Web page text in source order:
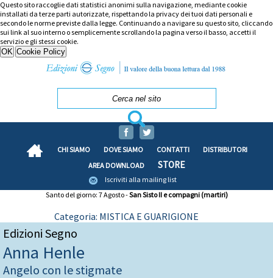
Questo sito raccoglie dati statistici anonimi sulla navigazione, mediante cookie
installati da terze parti autorizzate, rispettando la privacy dei tuoi dati personali e
secondo le norme previste dalla legge. Continuando a navigare su questo sito, cliccando
sui link al suo interno o semplicemente scrollando la pagina verso il basso, accetti il
servizio e gli stessi cookie.
CHI SIAMO DOVE SIAMO CONTATTI
DISTRIBUTORI
AREA DOWNLOAD
STORE
Iscriviti alla mailing list
Santo del giorno: 7 Agosto -San Sisto II e compagni (martiri)
Categoria: MISTICA E GUARIGIONE
Edizioni Segno
Anna Henle
Angelo con le stigmate